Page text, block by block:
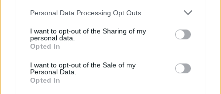
Personal Data Processing Opt Outs
I want to opt-out of the Sharing of my
personal data.
Opted In
I want to opt-out of the Sale of my
Personal Data.
Opted In
Δέσποινας Καρνέση:
Ζητούν σεβασμό στο
πένθος της οικογένειάς
15/02/2024 - 07:37
Η Athens International
Jewellery Show στο
Metropolitan Expo